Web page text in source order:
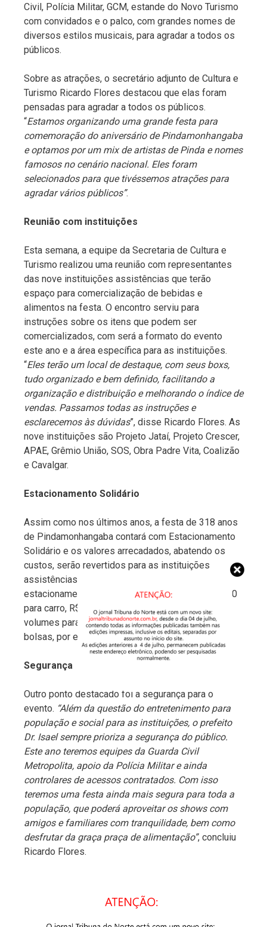
Civil, Polícia Militar, GCM, estande do Novo Turismo
com convidados e o palco, com grandes nomes de
diversos estilos musicais, para agradar a todos os
públicos.
Sobre as atrações, o secretário adjunto de Cultura e
Turismo Ricardo Flores destacou que elas foram
pensadas para agradar a todos os públicos.
“Estamos organizando uma grande festa para
comemoração do aniversário de Pindamonhangaba
e optamos por um mix de artistas de Pinda e nomes
famosos no cenário nacional. Eles foram
selecionados para que tivéssemos atrações para
agradar vários públicos”.
Reunião com instituições
Esta semana, a equipe da Secretaria de Cultura e
Turismo realizou uma reunião com representantes
das nove instituições assistências que terão
espaço para comercialização de bebidas e
alimentos na festa. O encontro serviu para
instruções sobre os itens que podem ser
comercializados, com será a formato do evento
este ano e a área específica para as instituições.
“Eles terão um local de destaque, com seus boxs,
tudo organizado e bem definido, facilitando a
organização e distribuição e melhorando o índice de
vendas. Passamos todas as instruções e
esclarecemos às dúvidas”, disse Ricardo Flores. As
nove instituições são Projeto Jataí, Projeto Crescer,
APAE, Grêmio União, SOS, Obra Padre Vita, Coalizão
e Cavalgar.
Estacionamento Solidário
Assim como nos últimos anos, a festa de 318 anos
de Pindamonhangaba contará com Estacionamento
Solidário e os valores arrecadados, abatendo os
custos, serão revertidos para as instituições
assistências envolvidas no evento. O
estacionamento terá seguro e terá o valor de R$ 20
para carro, R$ 10 para moto, além de guarda
volumes para pequenos objetos (capacetes e
bolsas, por exemplo) a R$ 5.
Segurança
Outro ponto destacado foi a segurança para o
evento. “Além da questão do entretenimento para
população e social para as instituições, o prefeito
Dr. Isael sempre prioriza a segurança do público.
Este ano teremos equipes da Guarda Civil
Metropolita, apoio da Polícia Militar e ainda
controlares de acessos contratados. Com isso
teremos uma festa ainda mais segura para toda a
população, que poderá aproveitar os shows com
amigos e familiares com tranquilidade, bem como
desfrutar da graça praça de alimentação”, concluiu
Ricardo Flores.